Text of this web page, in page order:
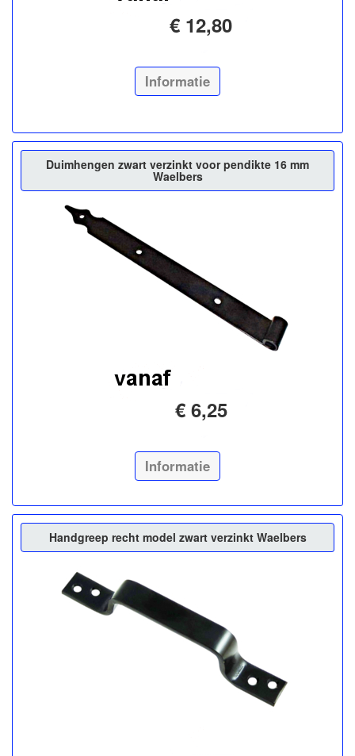
€ 12,80
Informatie
Duimhengen zwart verzinkt voor pendikte 16 mm
Waelbers
€ 6,25
Informatie
Handgreep recht model zwart verzinkt Waelbers